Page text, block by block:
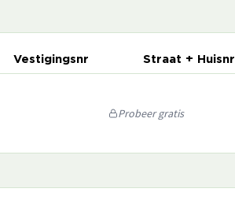
Vestigingsnr Straat + Huisnr
Probeer gratis